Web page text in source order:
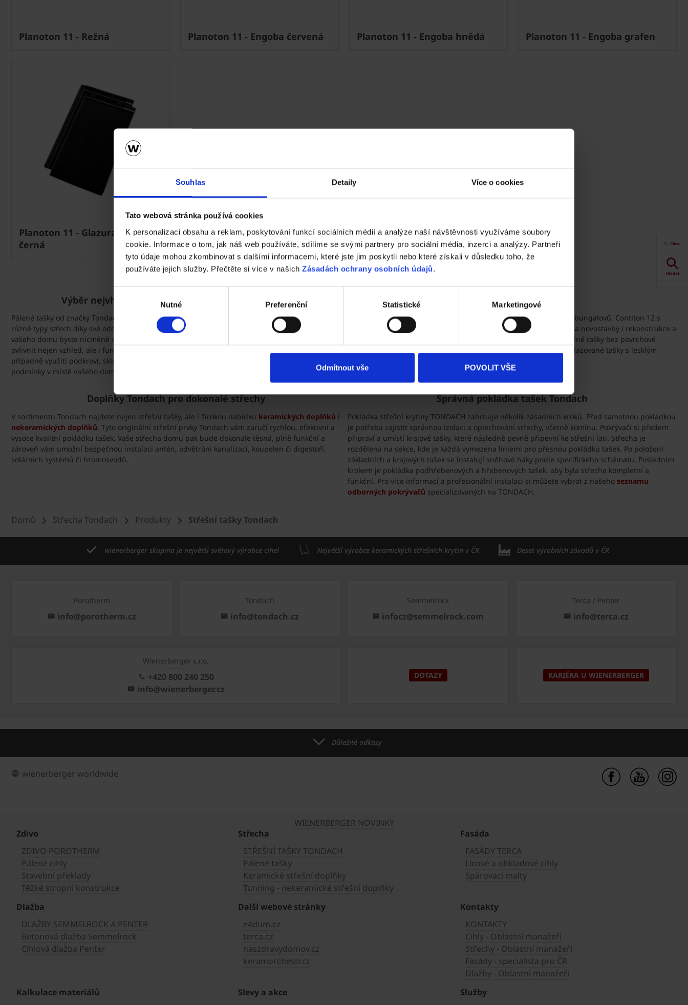
Souhlas Detaily Více o cookies
Tato webová stránka používá cookies
K personalizaci obsahu a reklam, poskytování funkcí sociálních médií a analýze naší návštěvnosti využíváme soubory
cookie. Informace o tom, jak náš web používáte, sdílíme se svými partnery pro sociální média, inzerci a analýzy. Partneři
tyto údaje mohou zkombinovat s dalšími informacemi, které jste jim poskytli nebo které získali v důsledku toho, že
používáte jejich služby. Přečtěte si více v našich Zásadách ochrany osobních údajů.
Nutné Preferenční Statistické Marketingové
Odmítnout vše POVOLIT VŠE
Planoton 11 - Režná Planoton 11 - Engoba červená Planoton 11 - Engoba hnědá Planoton 11 - Engoba grafen
Planoton 11 - Glazura Amadeus
černá
Výběr nejvhodnější tašky Tondach na vaši střechu
Pálené tašky od značky Tondach se vyznačují dlouhou životností až 100 let a jsou ideální pro
různé typy střech díky své odolnosti a barevné stálosti. Při výběru správné tašky na střechu
vašeho domu byste nicméně vždy měli zvážit hned několik faktorů, které mohou zásadně
ovlivnit nejen vzhled, ale i funkčnost a životnost střechy. Jedná se především o tvar zastřešení,
případně využití podkroví, sklon střechy, žádanou povrchovou úpravu a také klimatické
podmínky v místě vašeho domu.
Oblíbené tašky Tondach
Mezi oblíbené produkty patří Sensaton 11 pro nízké sklony střech bungalovů, Contiton 12 s
širokou barevnou škálou povrchových úprav, Renoton 11 vhodný na novostavby i rekonstrukce a
Planoton 11 s moderním designem. Povrchové úpravy zahrnují režné tašky bez povrchové
úpravy, engobované tašky s matným až pololesklým povrchem a glazované tašky s lesklým
Doplňky Tondach pro dokonalé střechy
V sortimentu Tondach najdete nejen střešní tašky, ale i širokou nabídku keramických doplňků i
nekeramických doplňků. Tyto originální střešní prvky Tondach vám zaručí rychlou, efektivní a
vysoce kvalitní pokládku tašek. Vaše střecha domu pak bude dokonale těsná, plně funkční a
zároveň vám umožní bezpečnou instalaci antén, odvětrání kanalizací, koupelen či digestoří,
solárních systémů či hromosvodů.
Správná pokládka tašek Tondach
Pokládka střešní krytiny TONDACH zahrnuje několik zásadních kroků. Před samotnou pokládkou
je potřeba zajistit správnou izolaci a oplechování střechy, včetně komínu. Pokrývači si předem
připraví a umístí krajové tašky, které následně pevně připevní ke střešní lati. Střecha je
rozdělena na sekce, kde je každá vymezena liniemi pro přesnou pokládku tašek. Po položení
základních a krajových tašek se instalují sněhové háky podle specifického schématu. Posledním
krokem je pokládka podhřebenových a hřebenových tašek, aby byla střecha kompletní a
funkční. Pro více informací a profesionální instalaci si můžete vybrat z našeho seznamu
odborných pokrývačů specializovaných na TONDACH.
Close
Hledat
Dokumenty
Domů Střecha Tondach Produkty Střešní tašky Tondach
wienerberger skupina je největší světový výrobce cihel Největší výrobce keramických střešních krytin v ČR Deset výrobních závodů v ČR
Porotherm
info@porotherm.cz
Tondach
info@tondach.cz
Semmelrock
infocz@semmelrock.com
Terca / Penter
info@terca.cz
Wienerberger s.r.o.
+420 800 240 250
info@wienerberger.cz
DOTAZY KARIÉRA U WIENERBERGER
Důležité odkazy
wienerberger worldwide
WIENERBERGER NOVINKY
Zdivo
ZDIVO POROTHERM
Pálené cihly
Stavební překlady
Těžké stropní konstrukce
Střecha
STŘEŠNÍ TAŠKY TONDACH
Pálené tašky
Keramické střešní doplňky
Tunning - nekeramické střešní doplňky
Fasáda
FASÁDY TERCA
Lícové a obkladové cihly
Spárovací malty
Dlažba
DLAŽBY SEMMELROCK A PENTER
Betonová dlažba Semmelrock
Cihlová dlažba Penter
Další webové stránky
e4dum.cz
terca.cz
naszdravydomov.cz
keramorchestr.cz
Kontakty
KONTAKTY
Cihly - Oblastní manažeři
Střechy - Oblastní manažeři
Fasády - specialista pro ČR
Dlažby - Oblastní manažeři
Kalkulace materiálů
Slevy a akce
Služby